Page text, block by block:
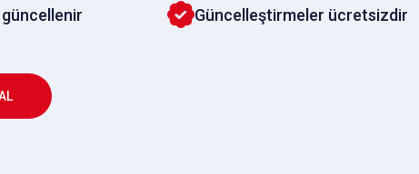
Güncelleştirmeler ücretsizdir